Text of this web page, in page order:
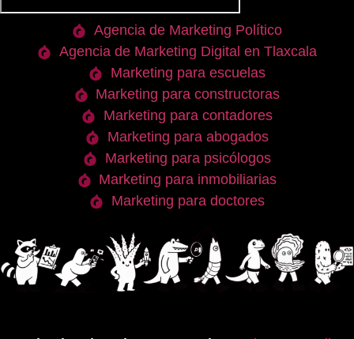
Agencia de Marketing Político
Agencia de Marketing Digital en Tlaxcala
Marketing para escuelas
Marketing para constructoras
Marketing para contadores
Marketing para abogados
Marketing para psicólogos
Marketing para inmobiliarias
Marketing para doctores